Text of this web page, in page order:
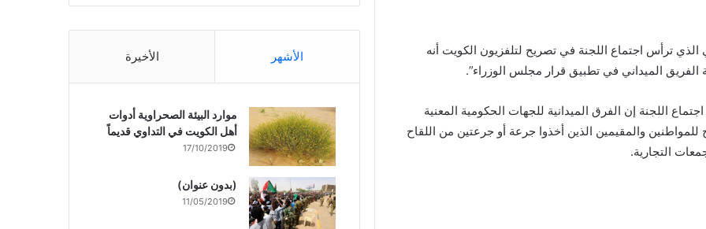
ترأس اجتماع اللجنة في تصريح لتلفزيون الكويت أنه
الفريق الميداني في تطبيق قرار مجلس الوزراء”.
اللجنة إن الفرق الميدانية للجهات الحكومية المعنية
والمقيمين الذين أخذوا جرعة أو جرعتين من اللقاح
التجارية.
الأشهر الأخيرة
موارد البيئة الصحراوية أدوات
أهل الكويت في التداوي قديماً
17/10/2019
(بدون عنوان)
11/05/2019